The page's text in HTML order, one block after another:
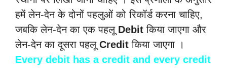
हमें लेन-देन के दोनों पहलुओं को रिकॉर्ड करना चाहिए,
जबकि लेन-देन का एक पहलू Debit किया जाएगा और
लेन-देन का दूसरा पहलू Credit किया जाएगा ।
Every debit has a credit and every credit